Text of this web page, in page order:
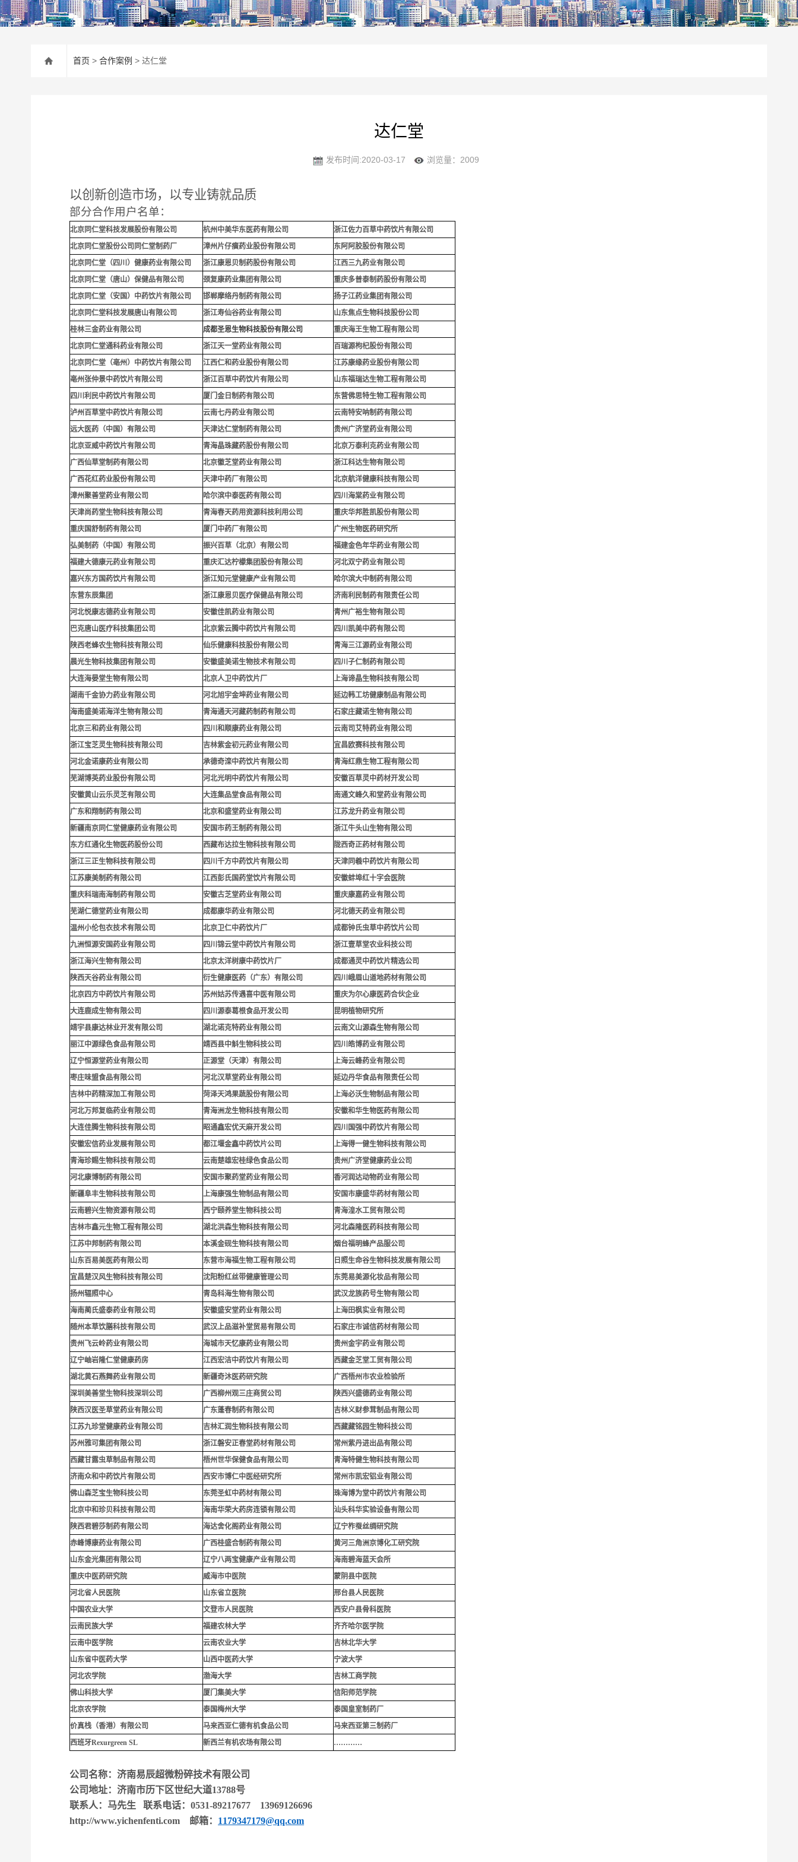
首页 > 合作案例 > 达仁堂
达仁堂
发布时间:2020-03-17 浏览量：2009
以创新创造市场，以专业铸就品质
部分合作用户名单：
北京同仁堂科技发展股份有限公司 杭州中美华东医药有限公司
浙江佐力百草中药饮片有限公司
北京同仁堂股份公司同仁堂制药厂
漳州片仔癀药业股份有限公司
东阿阿胶股份有限公司
北京同仁堂（四川）健康药业有限公司
浙江康恩贝制药股份有限公司
江西三九药业有限公司
北京同仁堂（唐山）保健品有限公司
颈复康药业集团有限公司
重庆多普泰制药股份有限公司
北京同仁堂（安国）中药饮片有限公司
邯郸摩络丹制药有限公司
扬子江药业集团有限公司
北京同仁堂科技发展唐山有限公司
浙江寿仙谷药业有限公司
山东焦点生物科技股份公司
桂林三金药业有限公司
成都圣恩生物科技股份有限公司
重庆海王生物工程有限公司
北京同仁堂通科药业有限公司
浙江天一堂药业有限公司
百瑞源枸杞股份有限公司
北京同仁堂（亳州）中药饮片有限公司
江西仁和药业股份有限公司
江苏康缘药业股份有限公司
亳州张仲景中药饮片有限公司
浙江百草中药饮片有限公司
山东福瑞达生物工程有限公司
四川利民中药饮片有限公司
厦门金日制药有限公司
东营佛思特生物工程有限公司
泸州百草堂中药饮片有限公司
云南七丹药业有限公司
云南特安呐制药有限公司
远大医药（中国）有限公司
天津达仁堂制药有限公司
贵州广济堂药业有限公司
北京亚威中药饮片有限公司
青海晶珠藏药股份有限公司
北京万泰利克药业有限公司
广西仙草堂制药有限公司
北京徽芝堂药业有限公司
浙江科达生物有限公司
广西花红药业股份有限公司
天津中药厂有限公司
北京航洋健康科技有限公司
漳州聚善堂药业有限公司
哈尔滨中泰医药有限公司
四川海棠药业有限公司
天津尚药堂生物科技有限公司
青海春天药用资源科技利用公司 重庆华邦胜凯股份有限公司
重庆国舒制药有限公司
厦门中药厂有限公司
广州生物医药研究所
弘美制药（中国）有限公司
振兴百草（北京）有限公司
福建金色年华药业有限公司
福建大德康元药业有限公司
重庆汇达柠檬集团股份有限公司
河北双宁药业有限公司
嘉兴东方国药饮片有限公司
浙江知元堂健康产业有限公司
哈尔滨大中制药有限公司
东营东辰集团
浙江康恩贝医疗保健品有限公司
济南利民制药有限责任公司
河北悦康志德药业有限公司
安徽佳凯药业有限公司
青州广裕生物有限公司
巴克唐山医疗科技集团公司
北京紫云腾中药饮片有限公司
四川凯美中药有限公司
陕西老蜂农生物科技有限公司
仙乐健康科技股份有限公司
青海三江源药业有限公司
晨光生物科技集团有限公司
安徽盛美诺生物技术有限公司
四川子仁制药有限公司
大连海晏堂生物有限公司
北京人卫中药饮片厂
上海谛晶生物科技有限公司
湖南千金协力药业有限公司
河北旭宇金坤药业有限公司
延边韩工坊健康制品有限公司
海南盛美诺海洋生物有限公司
青海通天河藏药制药有限公司
石家庄藏诺生物有限公司
北京三和药业有限公司
四川和顺康药业有限公司
云南司艾特药业有限公司
浙江宝芝灵生物科技有限公司
吉林紫金初元药业有限公司
宜昌欧赛科技有限公司
河北金诺康药业有限公司
承德奇滦中药饮片有限公司
青海红鼎生物工程有限公司
芜湖博英药业股份有限公司
河北光明中药饮片有限公司
安徽百草灵中药材开发公司
安徽黄山云乐灵芝有限公司
大连集品堂食品有限公司 南通文峰久和堂药业有限公司
广东和翔制药有限公司
北京和盛堂药业有限公司
江苏龙升药业有限公司
新疆南京同仁堂健康药业有限公司
安国市药王制药有限公司
浙江牛头山生物有限公司
东方红通化生物医药股份公司
西藏布达拉生物科技有限公司
陇西奇正药材有限公司
浙江三正生物科技有限公司
四川千方中药饮片有限公司
天津同羲中药饮片有限公司
江苏康美制药有限公司
江西彭氏国药堂饮片有限公司
安徽蚌埠红十字会医院
重庆科瑞南海制药有限公司
安徽古芝堂药业有限公司
重庆康嘉药业有限公司
芜湖仁德堂药业有限公司
成都康华药业有限公司
河北德天药业有限公司
温州小伦包衣技术有限公司
北京卫仁中药饮片厂
成都钟氏虫草中药饮片公司
九洲恒源安国药业有限公司
四川锦云堂中药饮片有限公司
浙江壹草堂农业科技公司
浙江海兴生物有限公司
北京太洋树康中药饮片厂
成都通灵中药饮片精选公司
陕西天谷药业有限公司
衍生健康医药（广东）有限公司
四川峨眉山道地药材有限公司
北京四方中药饮片有限公司
苏州姑苏传遇喜中医有限公司
重庆为尔心康医药合伙企业
大连鹿成生物有限公司
四川源泰葛根食品开发公司
昆明植物研究所
靖宇县康达林业开发有限公司
湖北诺克特药业有限公司
云南文山源森生物有限公司
丽江中源绿色食品有限公司
靖西县中斛生物科技公司
四川皓博药业有限公司
辽宁恒源堂药业有限公司
正源堂（天津）有限公司
上海云峰药业有限公司
枣庄味盟食品有限公司
河北汉草堂药业有限公司
延边丹华食品有限责任公司
吉林中药精深加工有限公司
菏泽天鸿果蔬股份有限公司
上海必沃生物制品有限公司
河北万邦复临药业有限公司
青海洲龙生物科技有限公司
安徽和华生物医药有限公司
大连佳腾生物科技有限公司
昭通鑫宏优天麻开发公司
四川国强中药饮片有限公司
安徽宏信药业发展有限公司
都江堰金鑫中药饮片公司
上海得一健生物科技有限公司
青海珍赐生物科技有限公司
云南楚雄宏桂绿色食品公司
贵州广济堂健康药业公司
河北康博制药有限公司
安国市聚药堂药业有限公司
香河润达动物药业有限公司
新疆阜丰生物科技有限公司
上海康强生物制品有限公司
安国市康盛华药材有限公司
云南碧兴生物资源有限公司
西宁颐养堂生物科技公司
青海湟水工贸有限公司
吉林市鑫元生物工程有限公司
湖北洪森生物科技有限公司
河北森隆医药科技有限公司
江苏中邦制药有限公司
本溪金砚生物科技有限公司
烟台福明蜂产品服公司
山东百易美医药有限公司
东营市海福生物工程有限公司
日照生命谷生物科技发展有限公司
宜昌楚汉风生物科技有限公司
沈阳粉红丝带健康管理公司
东莞易美源化妆品有限公司
扬州辐照中心
青岛科海生物有限公司
武汉龙族药号生物有限公司
海南蔺氏盛泰药业有限公司
安徽盛安堂药业有限公司
上海田枫实业有限公司
随州本草饮膳科技有限公司
武汉上品滋补堂贸易有限公司
石家庄市诚信药材有限公司
贵州飞云岭药业有限公司 海城市天忆康药业有限公司
贵州金宇药业有限公司
辽宁岫岩隆仁堂健康药房
江西宏洁中药饮片有限公司
西藏金芝堂工贸有限公司
湖北黄石燕舞药业有限公司
新疆奇沐医药研究院
广西梧州市农业检验所
深圳 美善堂生物科技深圳公司 广西柳州观三庄商贸公司
陕西兴盛德药业有限公司
陕西汉医圣草堂药业有限公司
广东蓬春制药有限公司
吉林义财参茸制品有限公司
江苏九珍堂健康药业有限公司
吉林汇润生物科技有限公司
西藏藏铭园生物科技公司
苏州雅可集团有限公司
浙江磐安正春堂药材有限公司
常州紫丹进出品有限公司
西藏甘露虫草制品有限公司
梧州世华保健食品有限公司
青海特健生物科技有限公司
济南众和中药饮片有限公司
西安市博仁中医经研究所
常州市凯宏铝业有限公司
佛山森芝宝生物科技公司
东莞圣虹中药材有限公司
珠海博为堂中药饮片有限公司
北京中和珍贝科技有限公司
海南华荣大药房连锁有限公司
汕头科华实验设备有限公司
陕西君碧莎制药有限公司
海达舍化阁药业有限公司
辽宁柞蚕丝绸研究院
赤峰博康药业有限公司
广西桂盛合制药有限公司
黄河三角洲京博化工研究院
山东金光集团有限公司
辽宁八两宝健康产业有限公司
海南碧海蓝天会所
重庆中医药研究院
威海市中医院
蒙阴县中医院
河北省人民医院
山东省立医院
邢台县人民医院
中国农业大学
文登市人民医院
西安户县骨科医院
云南民族大学
福建农林大学
齐齐哈尔医学院
云南中医学院
云南农业大学
吉林北华大学
山东省中医药大学
山西中医药大学
宁波大学
河北农学院
渤海大学
吉林工商学院
佛山科技大学
厦门集美大学
信阳师范学院
北京农学院
泰国梅州大学
泰国皇室制药厂
价真栈（香港）有限公司
马来西亚仁德有机食品公司
马来西亚第三制药厂
西班牙Rexurgreen SL
新西兰有机农场有限公司 …………
公司名称：济南易辰超微粉碎技术有限公司
公司地址：济南市历下区世纪大道13788号
联系人：马先生 联系电话：0531-89217677 13969126696
http://www.yichenfenti.com
邮箱： 1179347179@qq.com